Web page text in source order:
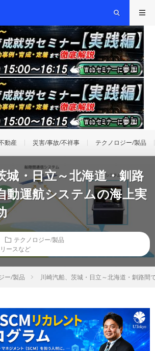
動産 災害/事故/不祥事 テクノロジー/製品
城・日立～北海道・釧路
動運航システムの海上実
テクノロジー/製品
ースなど
ー/製品 川崎汽船、茨城・日立～北海道・釧路間